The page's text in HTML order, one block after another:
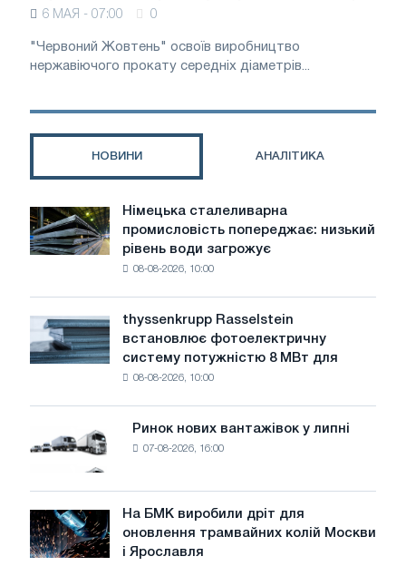
6 МАЯ - 07:00 0
"Червоний Жовтень" освоїв виробництво
нержавіючого прокату середніх діаметрів...
НОВИНИ АНАЛІТИКА
Німецька
сталеливарна
промисловість
води
загрожує
Німецька сталеливарна
промисловість попереджає: низький
рівень води загрожує
08-08-2026, 10:00
thyssenkrupp
Rasselstein
встановлює
фотоелектричну
цілей
декарбонізації
thyssenkrupp Rasselstein
встановлює фотоелектричну
систему потужністю 8 МВт для
08-08-2026, 10:00
Ринок
нових
вантажівок
у
липні
Ринок нових вантажівок у липні
07-08-2026, 16:00
На
БМК
виробили
На БМК виробили дріт для
оновлення трамвайних колій Москви
і Ярославля